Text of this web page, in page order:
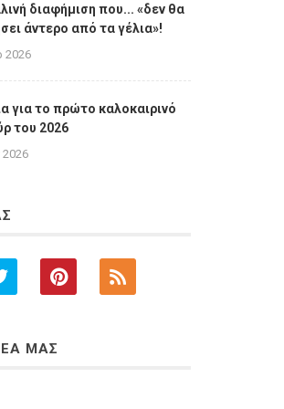
διαφήμιση που... «δεν θα
άντερο από τα γέλια»!
2026
για το πρώτο καλοκαιρινό
του 2026
2026
ΜΑΣ